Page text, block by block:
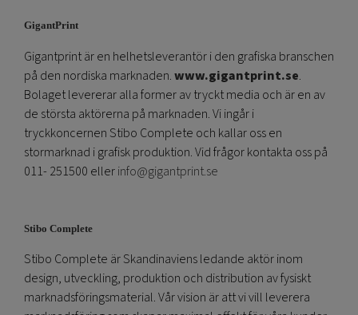
GigantPrint
Gigantprint är en helhetsleverantör i den grafiska branschen
på den nordiska marknaden.www.gigantprint.se.
Bolaget levererar alla former av tryckt media och är en av
de största aktörerna på marknaden. Vi ingår i
tryckkoncernen Stibo Complete och kallar oss en
stormarknad i grafisk produktion. Vid frågor kontakta oss på
011- 251500 ellerinfo@gigantprint.se
Stibo Complete
Stibo Complete är Skandinaviens ledande aktör inom
design, utveckling, produktion och distribution av fysiskt
marknadsföringsmaterial. Vår vision är att vi vill leverera